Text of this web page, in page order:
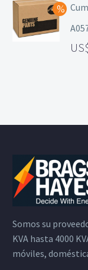
Somos su
KVA hasta 4000
móviles,